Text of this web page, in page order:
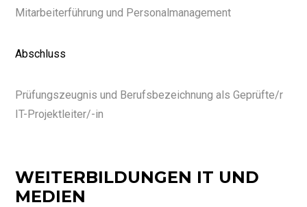
Mitarbeiterführung und Personalmanagement
Abschluss
Prüfungszeugnis und Berufsbezeichnung als Geprüfte/r
IT-Projektleiter/-in
WEITERBILDUNGEN IT UND
MEDIEN